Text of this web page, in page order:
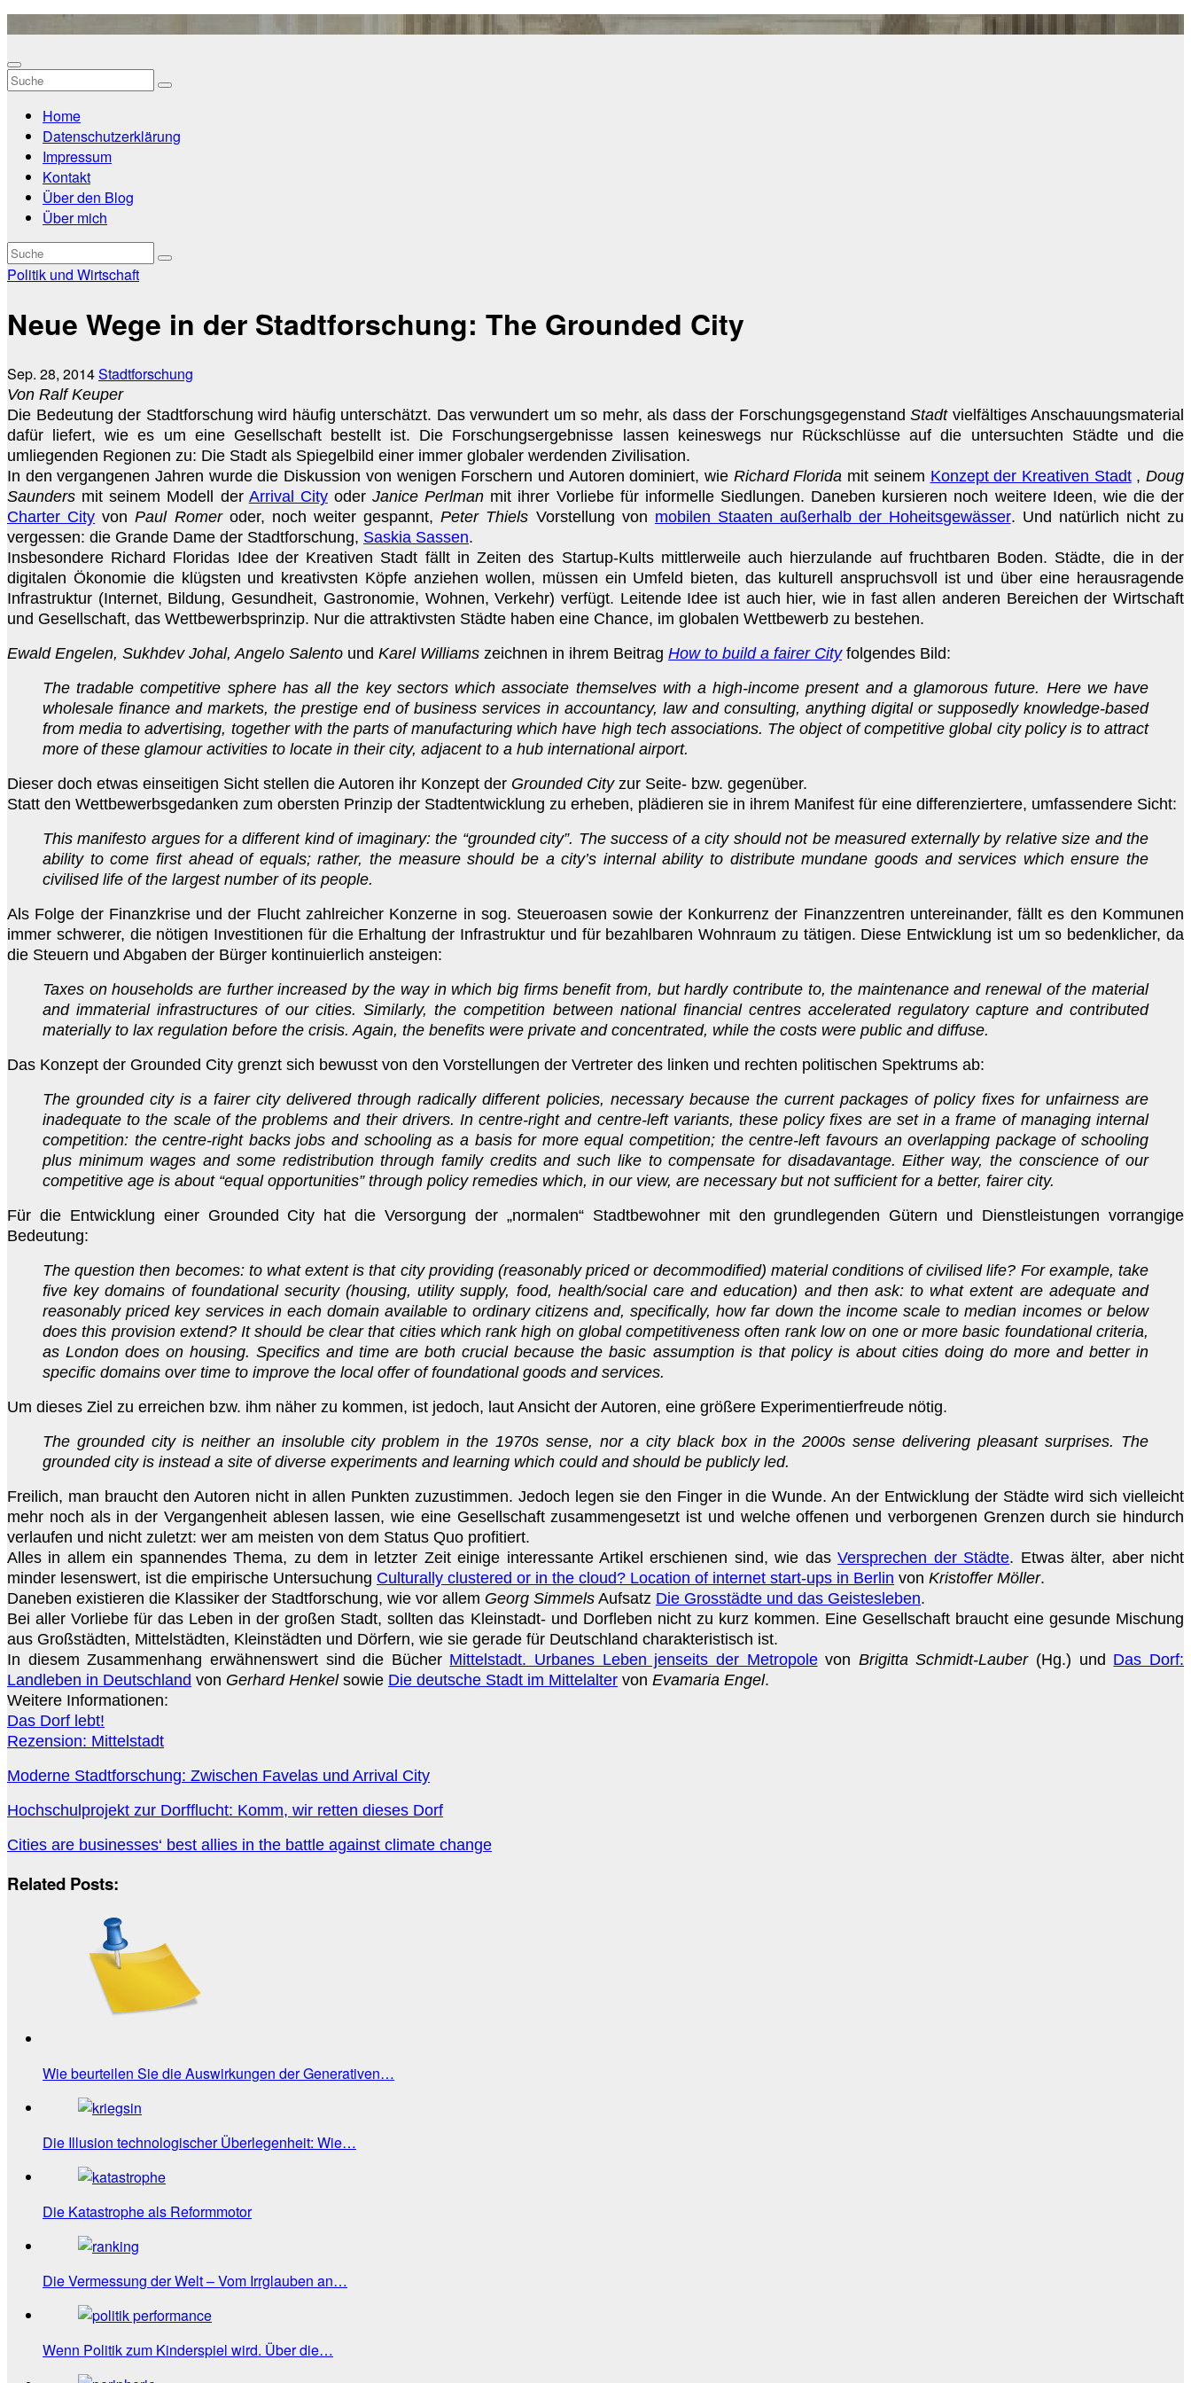
springen
Home
Datenschutzerklärung
Impressum
Kontakt
Über den Blog
Über mich
Politik und Wirtschaft
Neue Wege in der Stadtforschung: The Grounded City
Sep. 28, 2014Stadtforschung
Von Ralf Keuper
Die Bedeutung der Stadtforschung wird häufig unterschätzt. Das verwundert um so mehr, als dass der Forschungsgegenstand Stadtvielfältiges Anschauungsmaterial
dafür liefert, wie es um eine Gesellschaft bestellt ist. Die Forschungsergebnisse lassen keineswegs nur Rückschlüsse auf die untersuchten Städte und die
umliegenden Regionen zu: Die Stadt als Spiegelbild einer immer globaler werdenden Zivilisation.
In den vergangenen Jahren wurde die Diskussion von wenigen Forschern und Autoren dominiert, wie Richard Florida mit seinem Konzept der Kreativen Stadt,Doug
Saunders mit seinem Modell der Arrival CityoderJanice Perlman mit ihrer Vorliebe für informelle Siedlungen. Daneben kursieren noch weitere Ideen, wie die der
Charter City vonPaul Romer oder, noch weiter gespannt,Peter Thiels Vorstellung von mobilen Staaten außerhalb der Hoheitsgewässer. Und natürlich nicht zu
vergessen: die Grande Dame der Stadtforschung, Saskia Sassen.
Insbesondere Richard Floridas Idee der Kreativen Stadt fällt in Zeiten des Startup-Kults mittlerweile auch hierzulande auf fruchtbaren Boden. Städte, die in der
digitalen Ökonomie die klügsten und kreativsten Köpfe anziehen wollen, müssen ein Umfeld bieten, das kulturell anspruchsvoll ist und über eine herausragende
Infrastruktur (Internet, Bildung, Gesundheit, Gastronomie, Wohnen, Verkehr) verfügt. Leitende Idee ist auch hier, wie in fast allen anderen Bereichen der Wirtschaft
und Gesellschaft, das Wettbewerbsprinzip. Nur die attraktivsten Städte haben eine Chance, im globalen Wettbewerb zu bestehen.
Ewald Engelen, Sukhdev Johal, Angelo Salento und Karel Williams zeichnen in ihrem Beitrag How to build a fairer City folgendes Bild:
The tradable competitive sphere has all the key sectors which associate themselves with a high-income present and a glamorous future. Here we have
wholesale finance and markets, the prestige end of business services in accountancy, law and consulting, anything digital or supposedly knowledge-based
from media to advertising, together with the parts of manufacturing which have high tech associations. The object of competitive global city policy is to attract
more of these glamour activities to locate in their city, adjacent to a hub international airport.
Dieser doch etwas einseitigen Sicht stellen die Autoren ihr Konzept der Grounded Cityzur Seite- bzw. gegenüber.
Statt den Wettbewerbsgedanken zum obersten Prinzip der Stadtentwicklung zu erheben, plädieren sie in ihrem Manifest für eine differenziertere, umfassendere Sicht:
This manifesto argues for a different kind of imaginary: the “grounded city”. The success of a city should not be measured externally by relative size and the
ability to come first ahead of equals; rather, the measure should be a city’s internal ability to distribute mundane goods and services which ensure the
civilised life of the largest number of its people.
Als Folge der Finanzkrise und der Flucht zahlreicher Konzerne in sog. Steueroasen sowie der Konkurrenz der Finanzzentren untereinander, fällt es den Kommunen
immer schwerer, die nötigen Investitionen für die Erhaltung der Infrastruktur und für bezahlbaren Wohnraum zu tätigen. Diese Entwicklung ist um so bedenklicher, da
die Steuern und Abgaben der Bürger kontinuierlich ansteigen:
Taxes on households are further increased by the way in which big firms benefit from, but hardly contribute to, the maintenance and renewal of the material
and immaterial infrastructures of our cities. Similarly, the competition between national financial centres accelerated regulatory capture and contributed
materially to lax regulation before the crisis. Again, the benefits were private and concentrated, while the costs were public and diffuse.
Das Konzept der Grounded City grenzt sich bewusst von den Vorstellungen der Vertreter des linken und rechten politischen Spektrums ab:
The grounded city is a fairer city delivered through radically different policies, necessary because the current packages of policy fixes for unfairness are
inadequate to the scale of the problems and their drivers. In centre-right and centre-left variants, these policy fixes are set in a frame of managing internal
competition: the centre-right backs jobs and schooling as a basis for more equal competition; the centre-left favours an overlapping package of schooling
plus minimum wages and some redistribution through family credits and such like to compensate for disadavantage. Either way, the conscience of our
competitive age is about “equal opportunities” through policy remedies which, in our view, are necessary but not sufficient for a better, fairer city.
Für die Entwicklung einer Grounded City hat die Versorgung der „normalen“ Stadtbewohner mit den grundlegenden Gütern und Dienstleistungen vorrangige
Bedeutung:
The question then becomes: to what extent is that city providing (reasonably priced or decommodified) material conditions of civilised life? For example, take
five key domains of foundational security (housing, utility supply, food, health/social care and education) and then ask: to what extent are adequate and
reasonably priced key services in each domain available to ordinary citizens and, specifically, how far down the income scale to median incomes or below
does this provision extend? It should be clear that cities which rank high on global competitiveness often rank low on one or more basic foundational criteria,
as London does on housing. Specifics and time are both crucial because the basic assumption is that policy is about cities doing do more and better in
specific domains over time to improve the local offer of foundational goods and services.
Um dieses Ziel zu erreichen bzw. ihm näher zu kommen, ist jedoch, laut Ansicht der Autoren, eine größere Experimentierfreude nötig.
The grounded city is neither an insoluble city problem in the 1970s sense, nor a city black box in the 2000s sense delivering pleasant surprises. The
grounded city is instead a site of diverse experiments and learning which could and should be publicly led.
Freilich, man braucht den Autoren nicht in allen Punkten zuzustimmen. Jedoch legen sie den Finger in die Wunde. An der Entwicklung der Städte wird sich vielleicht
mehr noch als in der Vergangenheit ablesen lassen, wie eine Gesellschaft zusammengesetzt ist und welche offenen und verborgenen Grenzen durch sie hindurch
verlaufen und nicht zuletzt: wer am meisten von dem Status Quo profitiert.
Alles in allem ein spannendes Thema, zu dem in letzter Zeit einige interessante Artikel erschienen sind, wie dasVersprechen der Städte. Etwas älter, aber nicht
minder lesenswert, ist die empirische Untersuchung Culturally clustered or in the cloud? Location of internet start-ups in Berlin von Kristoffer Möller.
Daneben existieren die Klassiker der Stadtforschung, wie vor allem Georg Simmels Aufsatz Die Grosstädte und das Geistesleben.
Bei aller Vorliebe für das Leben in der großen Stadt, sollten das Kleinstadt- und Dorfleben nicht zu kurz kommen. Eine Gesellschaft braucht eine gesunde Mischung
aus Großstädten, Mittelstädten, Kleinstädten und Dörfern, wie sie gerade für Deutschland charakteristisch ist.
In diesem Zusammenhang erwähnenswert sind die Bücher Mittelstadt. Urbanes Leben jenseits der Metropolevon Brigitta Schmidt-Lauber(Hg.) und Das Dorf:
Landleben in Deutschland von Gerhard Henkelsowie Die deutsche Stadt im Mittelalter von Evamaria Engel.
Weitere Informationen:
Das Dorf lebt!
Rezension: Mittelstadt
Moderne Stadtforschung: Zwischen Favelas und Arrival City
Hochschulprojekt zur Dorfflucht: Komm, wir retten dieses Dorf
Cities are businesses‘ best allies in the battle against climate change
Related Posts:
Wie beurteilen Sie die Auswirkungen der Generativen…
Die Illusion technologischer Überlegenheit: Wie…
Die Katastrophe als Reformmotor
Die Vermessung der Welt – Vom Irrglauben an…
Wenn Politik zum Kinderspiel wird. Über die…